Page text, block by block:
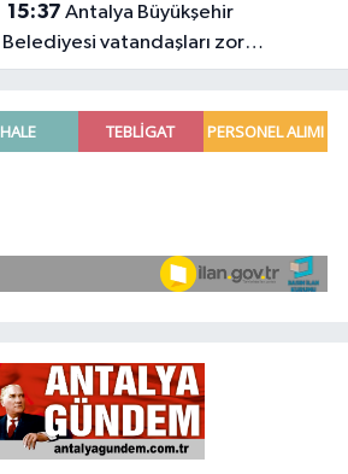
15:37
Belediyesi vatandaşları zor
gününde yalnız bırakmadı